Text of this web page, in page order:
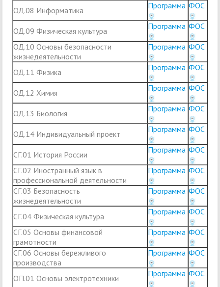
ОД.08 Информатика Программа ФОС
ОД.09 Физическая культура Программа ФОС
ОД.10 Основы безопасности
жизнедеятельности
Программа ФОС
ОД.11 Физика Программа ФОС
ОД.12 Химия Программа ФОС
ОД.13 Биология Программа ФОС
ОД.14 Индивидуальный проект Программа ФОС
СГ.01 История России Программа ФОС
СГ.02 Иностранный язык в
профессиональной деятельности
Программа ФОС
СГ.03 Безопасность
жизнедеятельности
Программа ФОС
СГ.04 Физическая культура Программа ФОС
СГ.05 Основы финансовой
грамотности
Программа ФОС
СГ.06 Основы бережливого
производства
Программа ФОС
ОП.01 Основы электротехники Программа ФОС